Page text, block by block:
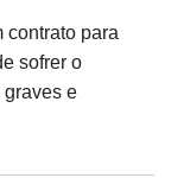
contrato para
sofrer o
e